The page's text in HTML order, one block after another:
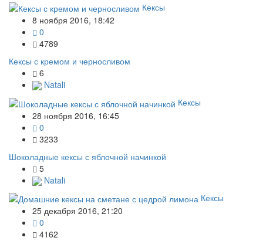
Кексы
8 ноября 2016, 18:42
0
4789
Кексы с кремом и черносливом
6
Natali
Кексы
28 ноября 2016, 16:45
0
3233
Шоколадные кексы с яблочной начинкой
5
Natali
Кексы
25 декабря 2016, 21:20
0
4162